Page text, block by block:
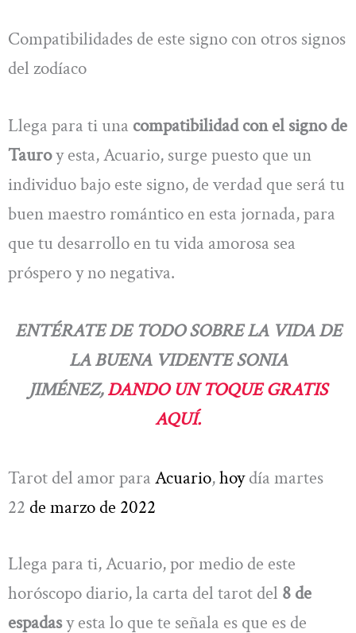
Compatibilidades de este signo con otros signos
del zodíaco
Llega para ti una compatibilidad con el signo de
Tauroy esta, Acuario, surge puesto que un
individuo bajo este signo, de verdad que será tu
buen maestro romántico en esta jornada, para
que tu desarrollo en tu vida amorosa sea
próspero y no negativa.
ENTÉRATE DE TODO SOBRE LA VIDA DE
LA BUENA VIDENTE SONIA
JIMÉNEZ,DANDO UN TOQUE GRATIS
AQUÍ.
Tarot del amor para Acuario,hoydía martes
22 de marzode 2022
Llega para ti, Acuario, por medio de este
horóscopo diario, la carta del tarot del 8 de
espadasy esta lo que te señala es que es de